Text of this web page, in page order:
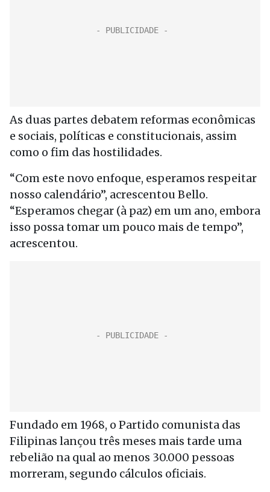
As duas partes debatem reformas econômicas
e sociais, políticas e constitucionais, assim
como o fim das hostilidades.
“Com este novo enfoque, esperamos respeitar
nosso calendário”, acrescentou Bello.
“Esperamos chegar (à paz) em um ano, embora
isso possa tomar um pouco mais de tempo”,
acrescentou.
Fundado em 1968, o Partido comunista das
Filipinas lançou três meses mais tarde uma
rebelião na qual ao menos 30.000 pessoas
morreram, segundo cálculos oficiais.